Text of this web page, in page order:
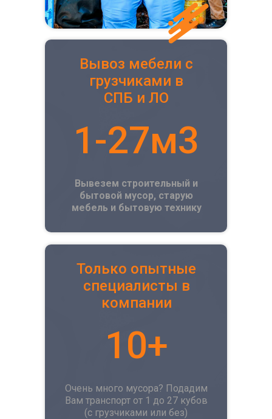
Вывоз мебели с
грузчиками в
СПБ и ЛО
1-27м3
Вывезем строительный и
бытовой мусор, старую
мебель и бытовую технику
Только опытные
специалисты в
компании
10+
Очень много мусора? Подадим
Вам транспорт от 1 до 27 кубов
(с грузчиками или без)